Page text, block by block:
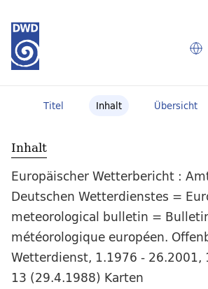
Titel Inhalt Übersicht
Inhalt
Europäischer Wetterbericht :
Deutschen Wetterdienstes =
meteorological bulletin =
météorologique européen.
Wetterdienst, 1.1976 - 26.2001,
13 (29.4.1988) Karten